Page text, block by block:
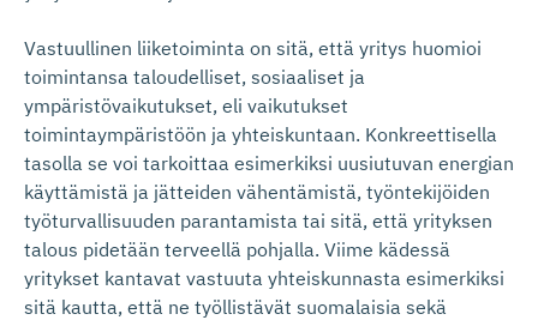
Vastuullinen liiketoiminta on sitä, että yritys huomioi
toimintansa taloudelliset, sosiaaliset ja
ympäristövaikutukset, eli vaikutukset
toimintaympäristöön ja yhteiskuntaan. Konkreettisella
tasolla se voi tarkoittaa esimerkiksi uusiutuvan energian
käyttämistä ja jätteiden vähentämistä, työntekijöiden
työturvallisuuden parantamista tai sitä, että yrityksen
talous pidetään terveellä pohjalla. Viime kädessä
yritykset kantavat vastuuta yhteiskunnasta esimerkiksi
sitä kautta, että ne työllistävät suomalaisia sekä